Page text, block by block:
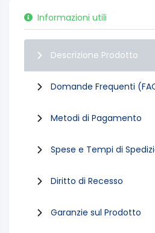
Informazioni utili
Descrizione Prodotto
Domande Frequenti
Metodi di Pagamento
Spese e Tempi di
Diritto di Recesso
Garanzie sul Prodotto